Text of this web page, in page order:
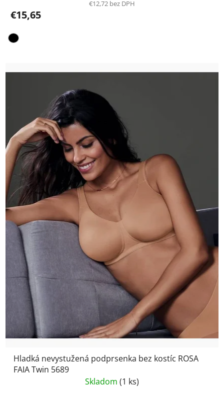
€12,72 bez DPH
€15,65
Hladká nevystužená podprsenka bez kostíc ROSA
FAIA Twin 5689
Skladom (1 ks)